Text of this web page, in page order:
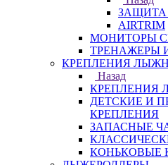
AIRTRIM
МОНИТОРЫ
ТРЕНАЖЕРЫ
КРЕПЛЕНИЯ
Назад
КРЕПЛЕНИЯ
ДЕТСКИЕ И
КРЕПЛЕНИЯ
ЗАПАСНЫЕ
КОНЬКОВЫЕ